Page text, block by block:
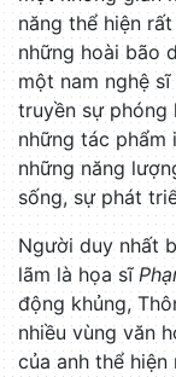
năng thể hiện
những hoài bão
một nam nghệ
truyền sự phóng
những tác phẩm
những năng
sống, sự phát
Người duy nhất
lãm là họa sĩ
động khủng,
nhiều vùng văn
của anh thể